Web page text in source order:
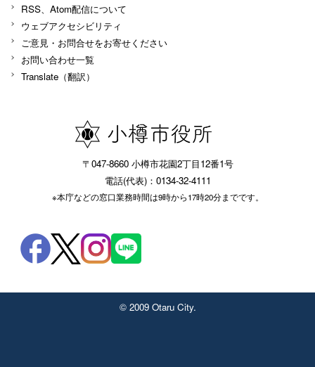
RSS、Atom配信について
ウェブアクセシビリティ
ご意見・お問合せをお寄せください
お問い合わせ一覧
Translate（翻訳）
〒047-8660 小樽市花園2丁目12番1号
電話(代表)：0134-32-4111
※本庁などの窓口業務時間は9時から17時20分までです。
© 2009 Otaru City.